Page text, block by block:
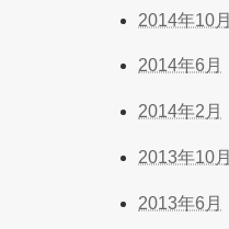
2014年10月
2014年6月
2014年2月
2013年10月
2013年6月